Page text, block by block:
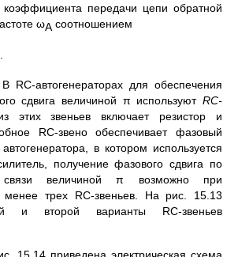
передачи цепи обратной
ωА соотношением
для обеспечения
сдвига величиной π используют RC-
этих звеньев вклю­чает резистор и
RС-звено обеспечивает фа­зовый
в котором используется
получение фазового сдвига по
величиной π возможно при
ме­нее трех RС-звеньев. На рис. 15.13
и второй вари­анты RС-звеньев